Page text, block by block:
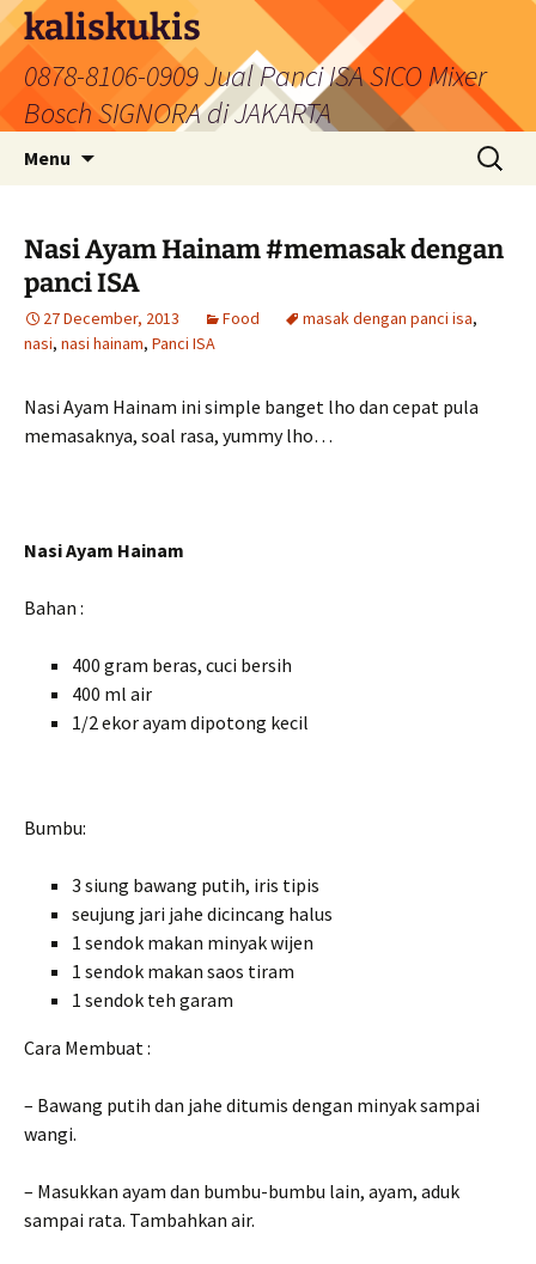
Skip
to
content
kaliskukis
0878-8106-0909 Jual Panci ISA SICO Mixer
Bosch SIGNORA di JAKARTA
Menu
Search
for:
Nasi Ayam Hainam #memasak dengan
panci ISA
27 December, 2013 Food masak dengan panci isa,
nasi, nasi hainam, Panci ISA
Nasi Ayam Hainam ini simple banget lho dan cepat pula
memasaknya, soal rasa, yummy lho…
Nasi Ayam Hainam
Bahan :
400 gram beras, cuci bersih
400 ml air
1/2 ekor ayam dipotong kecil
Bumbu:
3 siung bawang putih, iris tipis
seujung jari jahe dicincang halus
1 sendok makan minyak wijen
1 sendok makan saos tiram
1 sendok teh garam
Cara Membuat :
– Bawang putih dan jahe ditumis dengan minyak sampai
wangi.
– Masukkan ayam dan bumbu-bumbu lain, ayam, aduk
sampai rata. Tambahkan air.